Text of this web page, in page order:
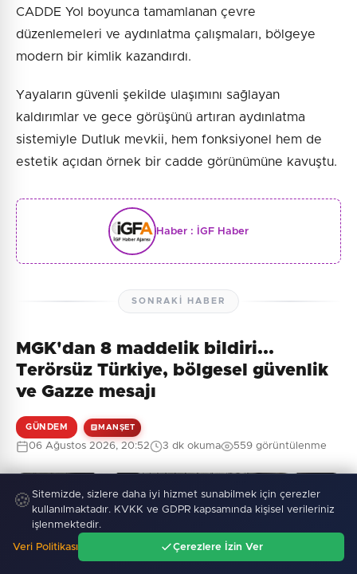
CADDE Yol boyunca tamamlanan çevre
düzenlemeleri ve aydınlatma çalışmaları, bölgeye
modern bir kimlik kazandırdı.
Yayaların güvenli şekilde ulaşımını sağlayan
kaldırımlar ve gece görüşünü artıran aydınlatma
sistemiyle Dutluk mevkii, hem fonksiyonel hem de
estetik açıdan örnek bir cadde görünümüne kavuştu.
Haber : İGF Haber
SONRAKI HABER
MGK'dan 8 maddelik bildiri...
Terörsüz Türkiye, bölgesel güvenlik
ve Gazze mesajı
GÜNDEM MANŞET
06 Ağustos 2026, 20:52 3 dk okuma 559 görüntülenme
🍪 Sitemizde, sizlere daha iyi hizmet sunabilmek için çerezler
kullanılmaktadır. KVKK ve GDPR kapsamında kişisel verileriniz
işlenmektedir.
Veri Politikası Çerezlere İzin Ver
Gündem Ara Menü